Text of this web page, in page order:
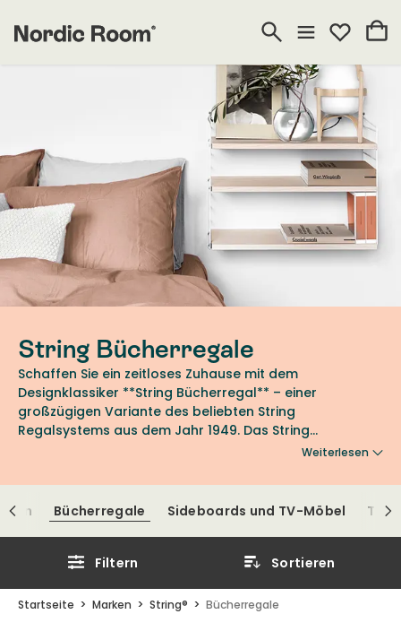
String Bücherregale
Schaffen Sie ein zeitloses Zuhause mit dem
Designklassiker **String Bücherregal** – einer
großzügigen Variante des beliebten String
Regalsystems aus dem Jahr 1949. Das String
Bücherregal bietet den perfekten Platz für Ihre
Wohnaccessoires. Wählen Sie aus verschiedenen
Farben und Holzarten und gestalten Sie ein Regal, das
sich harmonisch in Ihr Zuhause einfügt und
verbindet.
Weiterlesen
Bücherregale Sideboards und TV-Möbel
Filtern Sortieren
Startseite Marken String® Bücherregale